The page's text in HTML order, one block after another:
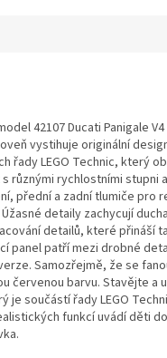
42107 Ducati Panigale V4
vystihuje originální
řady LEGO Technic, který
rychlostními stupni
přední a zadní tlumiče pro
detaily zachycují
detailů, které přináší
panel patří mezi drobné
Samozřejmě, že se
červenou barvu. Stavějte a
je součástí řady LEGO
funkcí uvádí děti